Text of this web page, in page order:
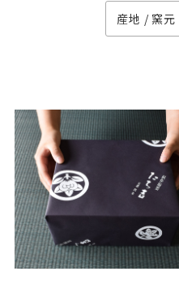
産地 / 窯元